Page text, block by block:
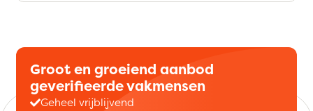
Groot en groeiend aanbod
geverifieerde vakmensen
Geheel vrijblijvend